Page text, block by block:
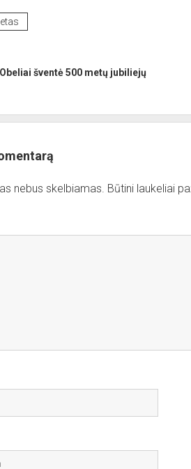
šventė 500 metų jubiliejų
nebus skelbiamas. Būtini laukeliai